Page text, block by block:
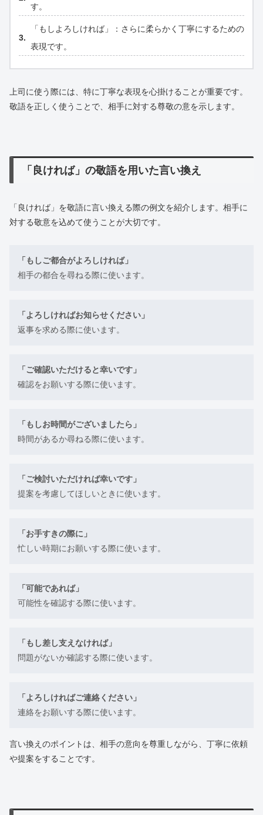
す。
「もしよろしければ」：さらに柔らかく丁寧にするための
表現です。
上司に使う際には、特に丁寧な表現を心掛けることが重要です。
敬語を正しく使うことで、相手に対する尊敬の意を示します。
「良ければ」の敬語を用いた言い換え
「良ければ」を敬語に言い換える際の例文を紹介します。相手に
対する敬意を込めて使うことが大切です。
「もしご都合がよろしければ」
相手の都合を尋ねる際に使います。
「よろしければお知らせください」
返事を求める際に使います。
「ご確認いただけると幸いです」
確認をお願いする際に使います。
「もしお時間がございましたら」
時間があるか尋ねる際に使います。
「ご検討いただければ幸いです」
提案を考慮してほしいときに使います。
「お手すきの際に」
忙しい時期にお願いする際に使います。
「可能であれば」
可能性を確認する際に使います。
「もし差し支えなければ」
問題がないか確認する際に使います。
「よろしければご連絡ください」
連絡をお願いする際に使います。
言い換えのポイントは、相手の意向を尊重しながら、丁寧に依頼
や提案をすることです。